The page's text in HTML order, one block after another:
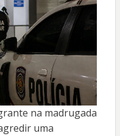
na madrugada
uma